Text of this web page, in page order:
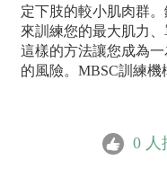
定下肢的較小肌肉群
來訓練您的最大肌力
這樣的方法讓您成為
的風險。MBSC訓練機
0 人